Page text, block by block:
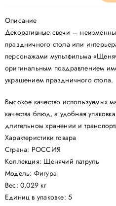
Политика
Описание
Декоративные свечи —
праздничного стола или
персонажами мультфильма
оригинальным поздравлением
украшением праздничного стола.
Высокое качество используемых
качества блюд, а удобная
длительном хранении и
Характеристики товара
Страна: РОССИЯ
Коллекция: Щенячий патруль
Модель: Фигура
Вес: 0,029 кг
Единиц в упаковке: 5